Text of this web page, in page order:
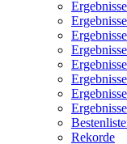
Rekorde